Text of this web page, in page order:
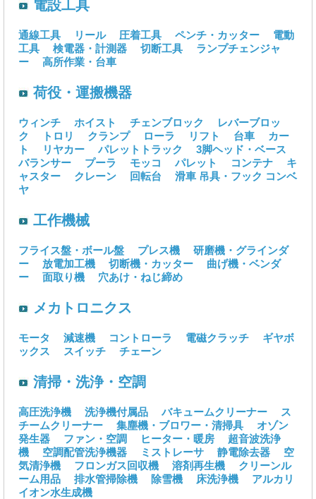
電設工具
通線工具 リール 圧着工具 ペンチ・カッター
電動
工具
検電器・計測器 切断工具
ランプチェンジャ
ー
高所作業・台車
荷役・運搬機器
ウィンチ ホイスト チェンブロック
レバーブロッ
ク
トロリ クランプ ローラ リフト 台車
カー
ト
リヤカー パレットトラック
3脚ヘッド・ベース
バランサー
プーラ モッコ パレット コンテナ
キ
ャスター
クレーン 回転台 滑車 吊具・フック コンベ
ヤ
工作機械
フライス盤・ボール盤 プレス機
研磨機・グラインダ
ー
放電加工機 切断機・カッター
曲げ機・ベンダ
ー
面取り機 穴あけ・ねじ締め
メカトロニクス
モータ 減速機 コントローラ 電磁クラッチ
ギヤボ
ックス
スイッチ チェーン
清掃・洗浄・空調
高圧洗浄機 洗浄機付属品 バキュームクリーナー
ス
チームクリーナー
集塵機・ブロワー・清掃具
オゾン
発生器
ファン・空調 ヒーター・暖房
超音波洗浄
機
空調配管洗浄機器 ミストレーサ 静電除去器
空
気清浄機
フロンガス回収機 溶剤再生機
クリーンル
ーム用品
排水管掃除機 除雪機 床洗浄機
アルカリ
イオン水生成機